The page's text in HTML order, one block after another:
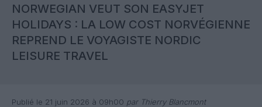
NORWEGIAN VEUT SON EASYJET
HOLIDAYS : LA LOW COST NORVÉGIENNE
REPREND LE VOYAGISTE NORDIC
LEISURE TRAVEL
Publié le 21 juin 2026 à 09h00 par Thierry Blancmont